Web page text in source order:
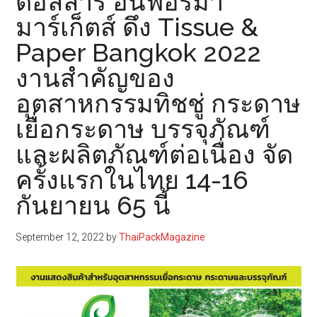
มาร์เก็ตส์ ดึง Tissue &
Paper Bangkok 2022
งานสำคัญของ
อุตสาหกรรมทิชชู่ กระดาษ
เยื่อกระดาษ บรรจุภัณฑ์
และผลิตภัณฑ์ต่อเนื่อง จัด
ครั้งแรกในไทย 14-16
กันยายน 65 นี้
September 12, 2022 byThaiPackMagazine